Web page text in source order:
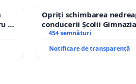
ORICE ACT NORMATIV
DIN BANI PUBLICI A
al
Opriți schimbarea
conducerii Școlii
454 semnături
Notificare de transparență